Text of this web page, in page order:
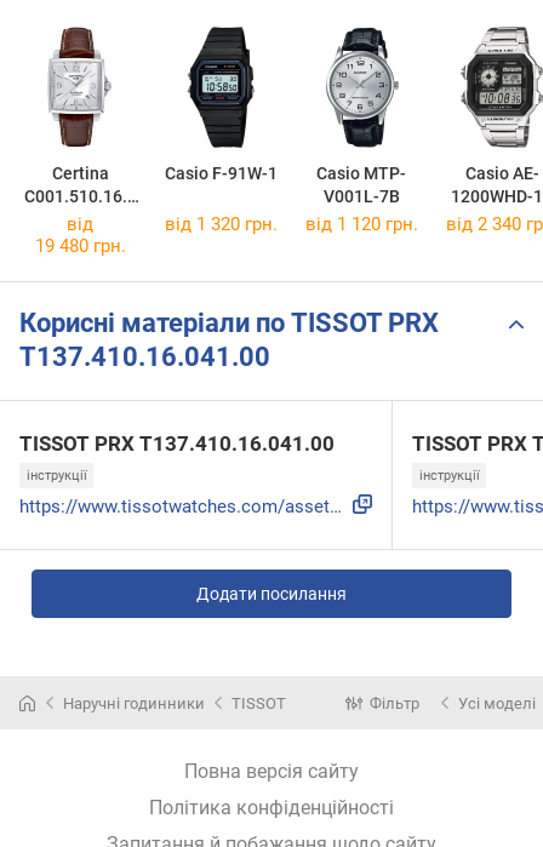
Certina
C001.510.16.0
37.01
Casio F-91W-1
Casio MTP-
V001L-7B
Casio AE-
1200WHD-
від
19 480 грн.
від 1 320 грн. від 1 120 грн. від 2 340
Корисні матеріали по TISSOT PRX
T137.410.16.041.00
TISSOT PRX T137.410.16.041.00
інструкції
https://www.tissotwatches.com/assets/usermanuals/156-pl.pdf
TISSOT PRX
інструкції
Додати посилання
Наручні годинники TISSOT Фільтр Усі моделі
Повна версія сайту
Політика конфіденційності